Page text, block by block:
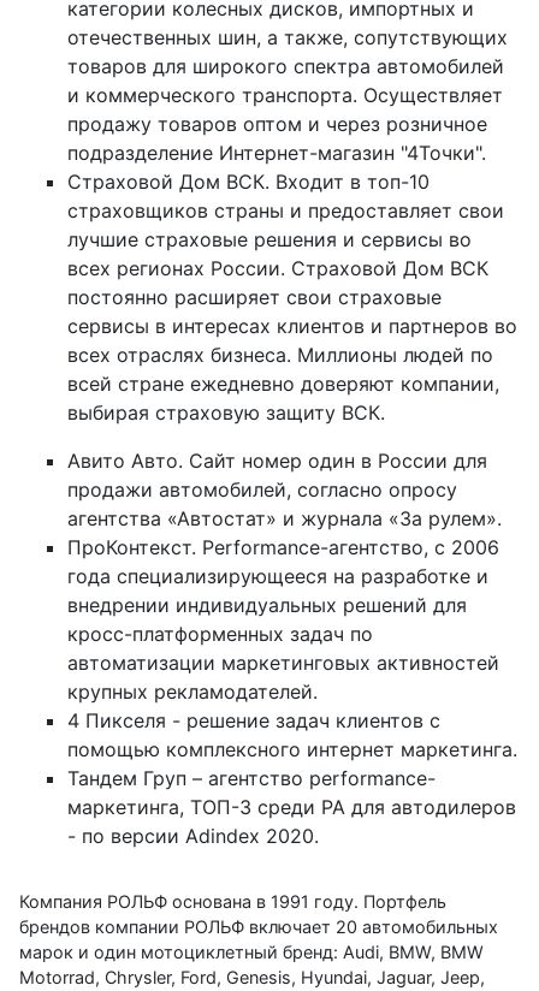
категории колесных дисков, импортных и
отечественных шин, а также, сопутствующих
товаров для широкого спектра автомобилей
и коммерческого транспорта. Осуществляет
продажу товаров оптом и через розничное
подразделение Интернет-магазин "4Точки".
Страховой Дом ВСК. Входит в топ-10
страховщиков страны и предоставляет свои
лучшие страховые решения и сервисы во
всех регионах России. Страховой Дом ВСК
постоянно расширяет свои страховые
сервисы в интересах клиентов и партнеров во
всех отраслях бизнеса. Миллионы людей по
всей стране ежедневно доверяют компании,
выбирая страховую защиту ВСК.
Авито Авто. Сайт номер один в России для
продажи автомобилей, согласно опросу
агентства «Автостат» и журнала «За рулем».
ПроКонтекст. Performance-агентство, с 2006
года специализирующееся на разработке и
внедрении индивидуальных решений для
кросс-платформенных задач по
автоматизации маркетинговых активностей
крупных рекламодателей.
4 Пикселя - решение задач клиентов с
помощью комплексного интернет маркетинга.
Тандем Груп – агентство performance-
маркетинга, ТОП-3 среди РА для автодилеров
- по версии Adindex 2020.
Компания РОЛЬФ основана в 1991 году. Портфель
брендов компании РОЛЬФ включает 20 автомобильных
марок и один мотоциклетный бренд: Audi, BMW, BMW
Motorrad, Chrysler, Ford, Genesis, Hyundai, Jaguar, Jeep,